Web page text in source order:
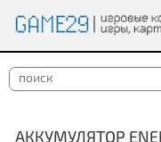
АККУМУЛЯТОР